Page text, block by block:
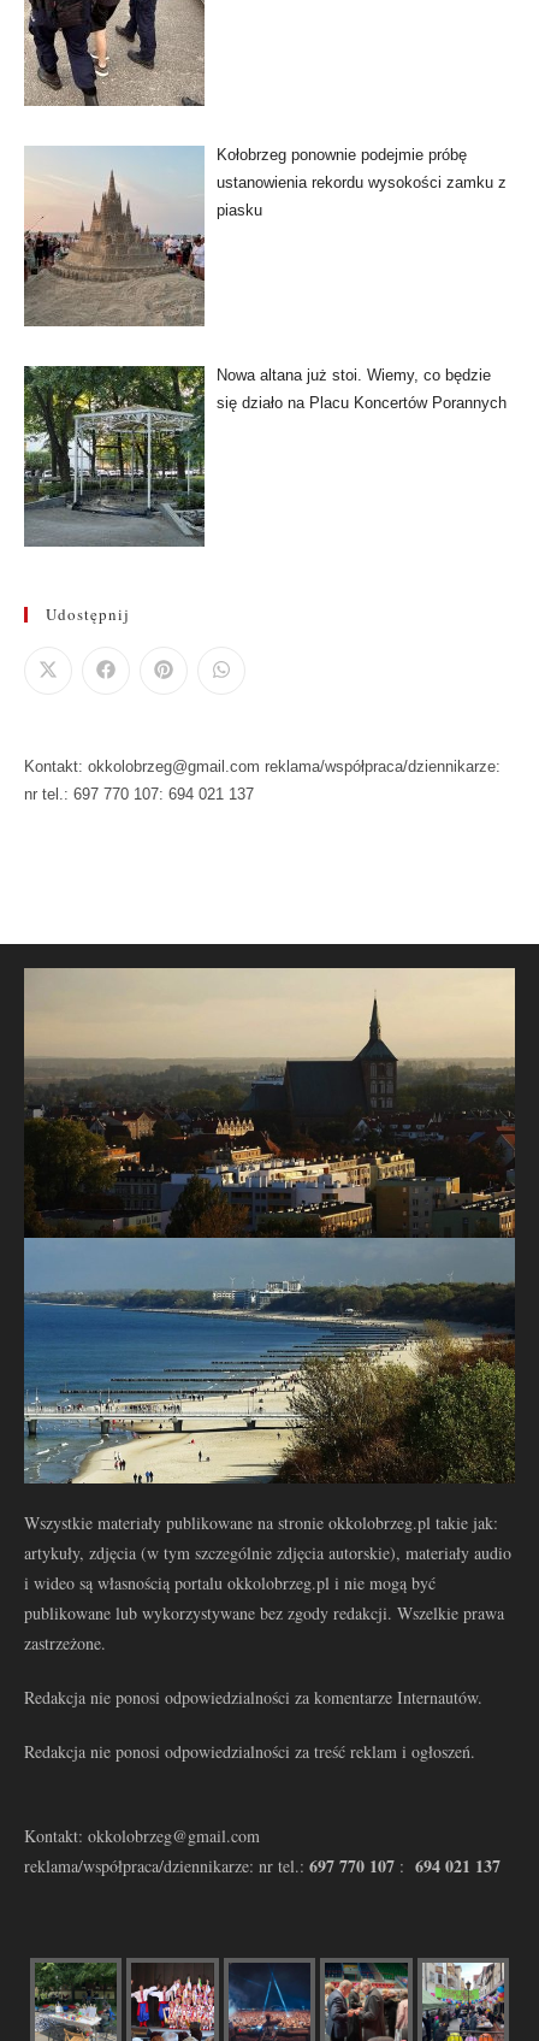
Kołobrzeg ponownie podejmie próbę
ustanowienia rekordu wysokości zamku z
piasku
Nowa altana już stoi. Wiemy, co będzie
się działo na Placu Koncertów Porannych
Udostępnij
Kontakt: okkolobrzeg@gmail.com reklama/współpraca/dziennikarze:
nr tel.: 697 770 107: 694 021 137
Wszystkie materiały publikowane na stronie okkolobrzeg.pl takie jak:
artykuły, zdjęcia (w tym szczególnie zdjęcia autorskie), materiały audio
i wideo są własnością portalu okkolobrzeg.pl i nie mogą być
publikowane lub wykorzystywane bez zgody redakcji. Wszelkie prawa
zastrzeżone.
Redakcja nie ponosi odpowiedzialności za komentarze Internautów.
Redakcja nie ponosi odpowiedzialności za treść reklam i ogłoszeń.
Kontakt: okkolobrzeg@gmail.com
reklama/współpraca/dziennikarze: nr tel.: 697 770 107 : 694 021 137